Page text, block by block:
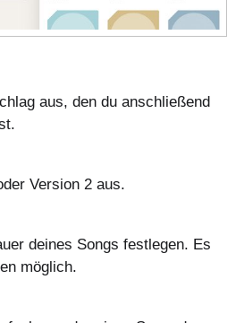
aus, den du anschließend
Version 2 aus.
deines Songs festlegen. Es
möglich.